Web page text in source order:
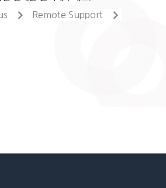
Remote Support